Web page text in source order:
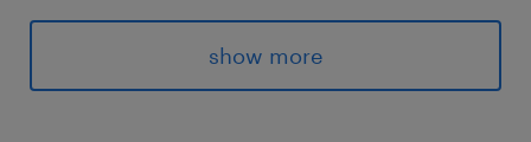
※ガツガツした営業ではなく自分のペースで
社員さんの手厚いサポート体制で安心！
show more